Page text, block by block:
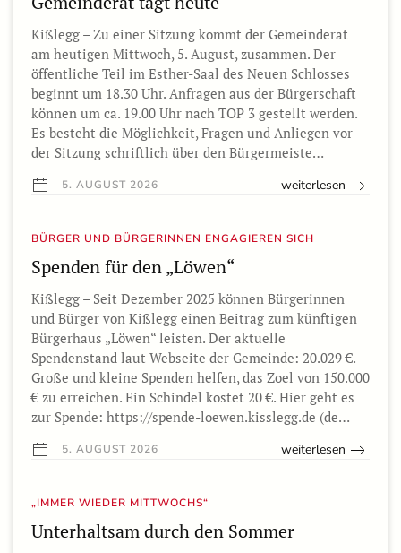
Kißlegg – Zu einer Sitzung kommt der Gemeinderat
am heutigen Mittwoch, 5. August, zusammen. Der
öffentliche Teil im Esther-Saal des Neuen Schlosses
beginnt um 18.30 Uhr. Anfragen aus der Bürgerschaft
können um ca. 19.00 Uhr nach TOP 3 gestellt werden.
Es besteht die Möglichkeit, Fragen und Anliegen vor
der Sitzung schriftlich über den Bürgermeiste…
5. AUGUST 2026 weiterlesen
BÜRGER UND BÜRGERINNEN ENGAGIEREN SICH
Spenden für den „Löwen“
Kißlegg – Seit Dezember 2025 können Bürgerinnen
und Bürger von Kißlegg einen Beitrag zum künftigen
Bürgerhaus „Löwen“ leisten. Der aktuelle
Spendenstand laut Webseite der Gemeinde: 20.029 €.
Große und kleine Spenden helfen, das Zoel von 150.000
€ zu erreichen. Ein Schindel kostet 20 €. Hier geht es
zur Spende: https://spende-loewen.kisslegg.de (de…
5. AUGUST 2026 weiterlesen
„IMMER WIEDER MITTWOCHS“
Unterhaltsam durch den Sommer